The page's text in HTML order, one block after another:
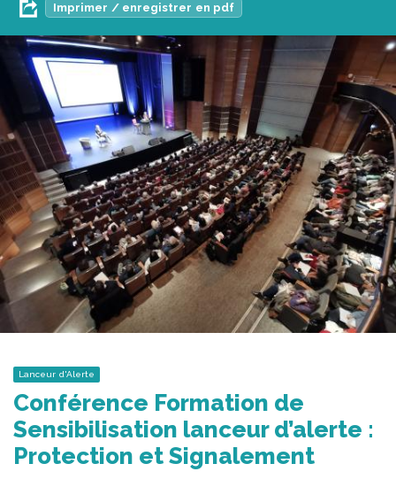
Imprimer / enregistrer en pdf
Lanceur d'Alerte
Conférence Formation de
Sensibilisation lanceur d’alerte :
Protection et Signalement